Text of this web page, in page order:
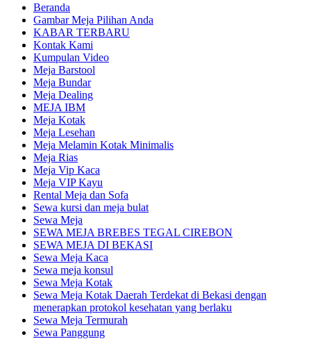
Beranda
Gambar Meja Pilihan Anda
KABAR TERBARU
Kontak Kami
Kumpulan Video
Meja Barstool
Meja Bundar
Meja Dealing
MEJA IBM
Meja Kotak
Meja Lesehan
Meja Melamin Kotak Minimalis
Meja Rias
Meja Vip Kaca
Meja VIP Kayu
Rental Meja dan Sofa
Sewa kursi dan meja bulat
Sewa Meja
SEWA MEJA BREBES TEGAL CIREBON
SEWA MEJA DI BEKASI
Sewa Meja Kaca
Sewa meja konsul
Sewa Meja Kotak
Sewa Meja Kotak Daerah Terdekat di Bekasi dengan
menerapkan protokol kesehatan yang berlaku
Sewa Meja Termurah
Sewa Panggung